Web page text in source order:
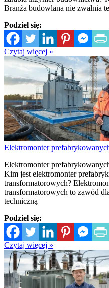
Branża budowlana nie zwalnia
Podziel się:
Czytaj więcej »
Elektromonter
Elektromonter
Kim jest elektromonter
transformatorowych?
transformatorowych to zawód
techniczną
Podziel się:
Czytaj więcej »